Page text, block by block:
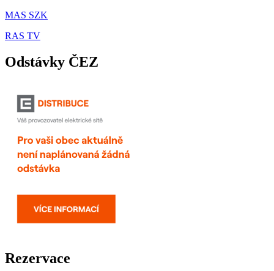
MAS SZK
RAS TV
Odstávky ČEZ
Rezervace